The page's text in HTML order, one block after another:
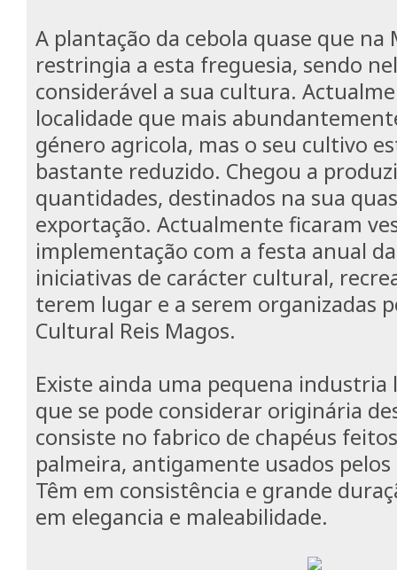
A plantação da cebola quase que na
restringia a esta freguesia, sendo
considerável a sua cultura.
localidade que mais
género agricola, mas o seu cultivo
bastante reduzido. Chegou a
quantidades, destinados na sua
exportação. Actualmente ficaram
implementação com a festa anual
iniciativas de carácter cultural,
terem lugar e a serem organizadas
Cultural Reis Magos.
Existe ainda uma pequena industria
que se pode considerar originária
consiste no fabrico de chapéus
palmeira, antigamente usados
Têm em consistência e grande
em elegancia e maleabilidade.